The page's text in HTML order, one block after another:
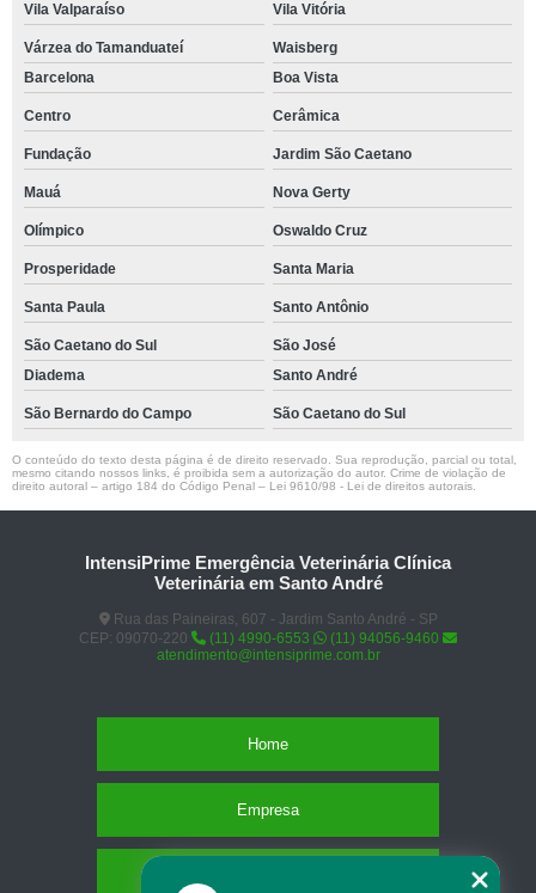
Vila Valparaíso Vila Vitória
Várzea do Tamanduateí
Waisberg
Barcelona
Boa Vista
Centro Cerâmica
Fundação Jardim São Caetano
Mauá Nova Gerty
Olímpico Oswaldo Cruz
Prosperidade Santa Maria
Santa Paula Santo Antônio
São Caetano do Sul
São José
Diadema
Santo André
São Bernardo do Campo São Caetano do Sul
O conteúdo do texto desta página é de direito reservado. Sua reprodução, parcial ou total,
mesmo citando nossos links, é proibida sem a autorização do autor. Crime de violação de
direito autoral – artigo 184 do Código Penal – Lei 9610/98 - Lei de direitos autorais
IntensiPrime Emergência Veterinária Clínica
Veterinária em Santo André
Rua das Paineiras, 607 - Jardim Santo André - SP
CEP: 09070-220
(11) 4990-6553
(11) 94056-9460
atendimento@intensiprime.com.br
Home
Empresa